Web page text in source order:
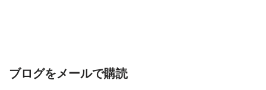
ブログをメールで購読